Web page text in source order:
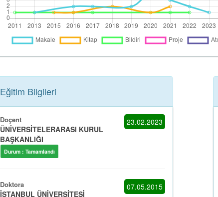
Eğitim Bilgileri
Doçent 23.02.2023
ÜNİVERSİTELERARASI KURUL
BAŞKANLIĞI
Durum : Tamamlandı
Doktora 07.05.2015
İSTANBUL ÜNİVERSİTESİ